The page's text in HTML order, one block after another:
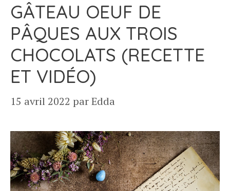
GÂTEAU OEUF DE
PÂQUES AUX TROIS
CHOCOLATS (RECETTE
ET VIDÉO)
15 avril 2022 parEdda